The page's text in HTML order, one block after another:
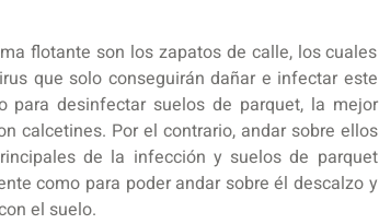
flotante son los zapatos de calle, los cuales
que solo conseguirán dañar e infectar este
desinfectar suelos de parquet, la mejor
calcetines. Por el contrario, andar sobre ellos
de la infección y suelos de parquet
como para poder andar sobre él descalzo y
el suelo.